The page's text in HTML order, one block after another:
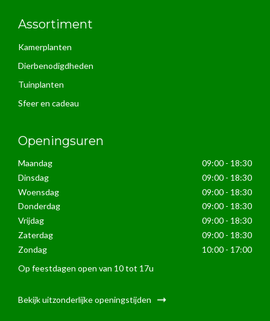
Assortiment
Kamerplanten
Dierbenodigdheden
Tuinplanten
Sfeer en cadeau
Openingsuren
Maandag
09:00 - 18:30
Dinsdag
09:00 - 18:30
Woensdag
09:00 - 18:30
Donderdag
09:00 - 18:30
Vrijdag
09:00 - 18:30
Zaterdag
09:00 - 18:30
Zondag
10:00 - 17:00
Op feestdagen open van 10 tot 17u
Bekijk uitzonderlijke openingstijden